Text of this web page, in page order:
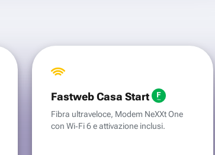
Fastweb Casa Start
Fibra ultraveloce, Modem NeXXt One
con Wi‑Fi 6 e attivazione inclusi.